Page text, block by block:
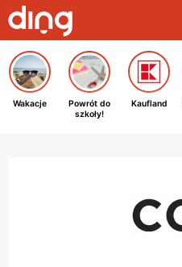
Wakacje
Powrót do
szkoły!
Kaufland